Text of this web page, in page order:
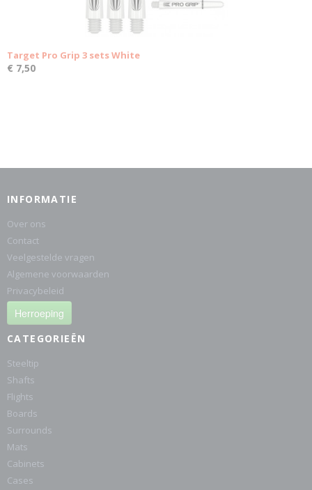
Target Pro Grip 3 sets White
€ 7,50
INFORMATIE
Over ons
Contact
Veelgestelde vragen
Algemene voorwaarden
Privacybeleid
Herroeping
CATEGORIEËN
Steeltip
Shafts
Flights
Boards
Surrounds
Mats
Cabinets
Cases